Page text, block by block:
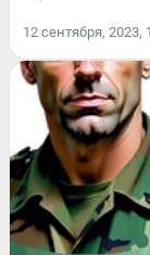
12 сентября, 2023,